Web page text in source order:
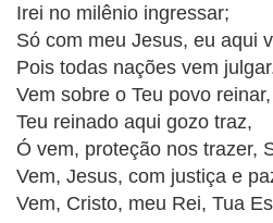
PLAYBACK
AUTORES
DA
HARPA
LISTAS
Irei no milênio ingressar;
Só com meu Jesus, eu aqui
Pois todas nações vem
Vem sobre o Teu povo
Teu reinado aqui gozo traz,
Ó vem, proteção nos trazer,
Vem, Jesus, com justiça e
Vem, Cristo, meu Rei, Tua